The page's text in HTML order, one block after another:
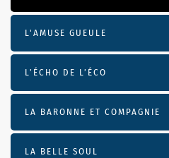
L'AMUSE GUEULE
L’ÉCHO DE L’ÉCO
LA BARONNE ET COMPAGNIE
LA BELLE SOUL